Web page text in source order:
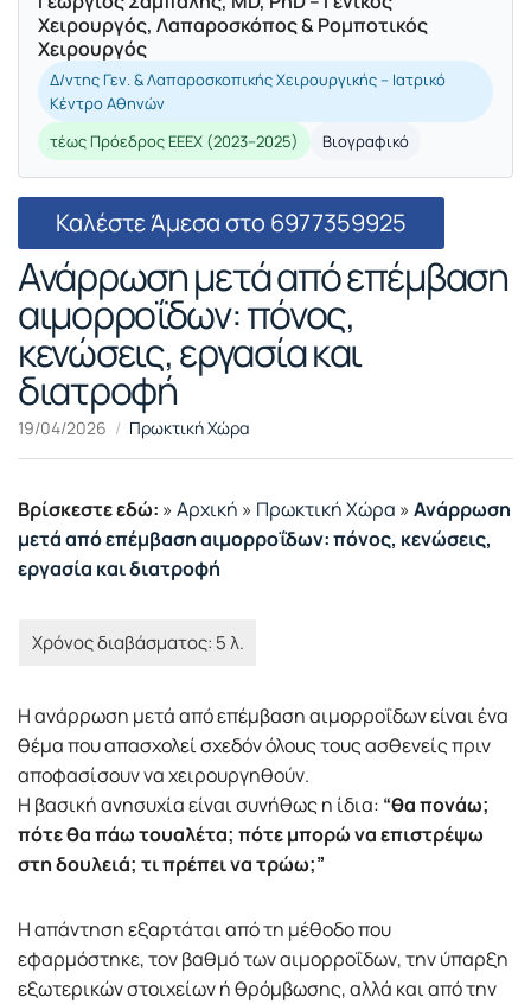
Χειρουργός, Λαπαροσκόπος & Ρομποτικός
Χειρουργός
Δ/ντης Γεν. & Λαπαροσκοπικής Χειρουργικής – Ιατρικό
Κέντρο Αθηνών
τέως Πρόεδρος ΕΕΕΧ (2023–2025)
Βιογραφικό
Καλέστε Άμεσα στο 6977359925
Ανάρρωση μετά από επέμβαση
αιμορροΐδων: πόνος,
κενώσεις, εργασία και
διατροφή
19/04/2026 Πρωκτική Χώρα
Βρίσκεστε εδώ: » Αρχική » Πρωκτική Χώρα » Ανάρρωση
μετά από επέμβαση αιμορροΐδων: πόνος, κενώσεις,
εργασία και διατροφή
Η ανάρρωση μετά από επέμβαση αιμορροΐδων είναι ένα
θέμα που απασχολεί σχεδόν όλους τους ασθενείς πριν
αποφασίσουν να χειρουργηθούν.
Η βασική ανησυχία είναι συνήθως η ίδια: “θα πονάω;
πότε θα πάω τουαλέτα; πότε μπορώ να επιστρέψω
στη δουλειά; τι πρέπει να τρώω;”
Η απάντηση εξαρτάται από τη μέθοδο που
εφαρμόστηκε, τον βαθμό των αιμορροΐδων, την ύπαρξη
εξωτερικών στοιχείων ή θρόμβωσης, αλλά και από την